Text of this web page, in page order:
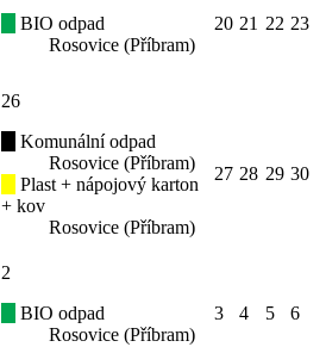
BIO odpad
Rosovice (Příbram)
20 21 22 23
26
Komunální odpad
Rosovice (Příbram)
Plast + nápojový karton
+ kov
Rosovice (Příbram)
27 28 29 30
2
BIO odpad
Rosovice (Příbram)
3 4 5 6